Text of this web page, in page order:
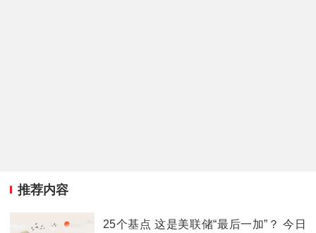
推荐内容
25个基点 这是美联储“最后一加”？ 今日